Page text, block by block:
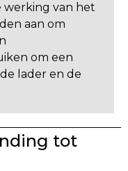
werking van het
aan om
om een
lader en de
tot